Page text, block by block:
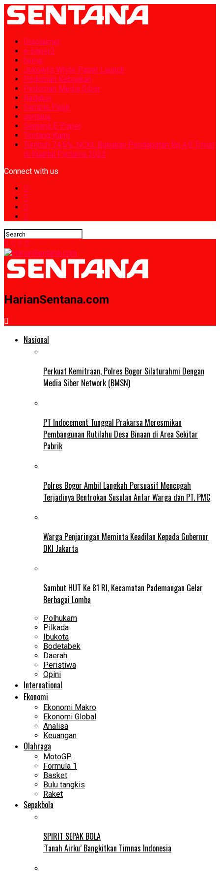
Disclaimer
e-paper2
home
Jokowi’s White Paper Launch
Pedoman Kebijakan
Pedoman Media Siber
Redaksi
Sample Page
sentana
Sentana E-Paper
Tentang Kami
Tumbuh 74,6%, NCKL Bukukan Pendapatan Rp 4,8 Triliun
di Kuartal Pertama 2023
Connect with us
HarianSentana.com
Nasional
Perkuat Kemitraan, Polres Bogor Silaturahmi Dengan
Media Siber Network (BMSN)
PT Indocement Tunggal Prakarsa Meresmikan
Pembangunan Rutilahu Desa Binaan di Area Sekitar
Pabrik
Polres Bogor Ambil Langkah Persuasif Mencegah
Terjadinya Bentrokan Susulan Antar Warga dan PT. PMC
Warga Penjaringan Meminta Keadilan Kepada Gubernur
DKI Jakarta
Sambut HUT Ke 81 RI, Kecamatan Pademangan Gelar
Berbagai Lomba
Polhukam
Pilkada
Ibukota
Bodetabek
Daerah
Peristiwa
Opini
International
Ekonomi
Ekonomi Makro
Ekonomi Global
Analisa
Keuangan
Olahraga
MotoGP
Formula 1
Basket
Bulu tangkis
Raket
Sepakbola
SPIRIT SEPAK BOLA
‘Tanah Airku’ Bangkitkan Timnas Indonesia